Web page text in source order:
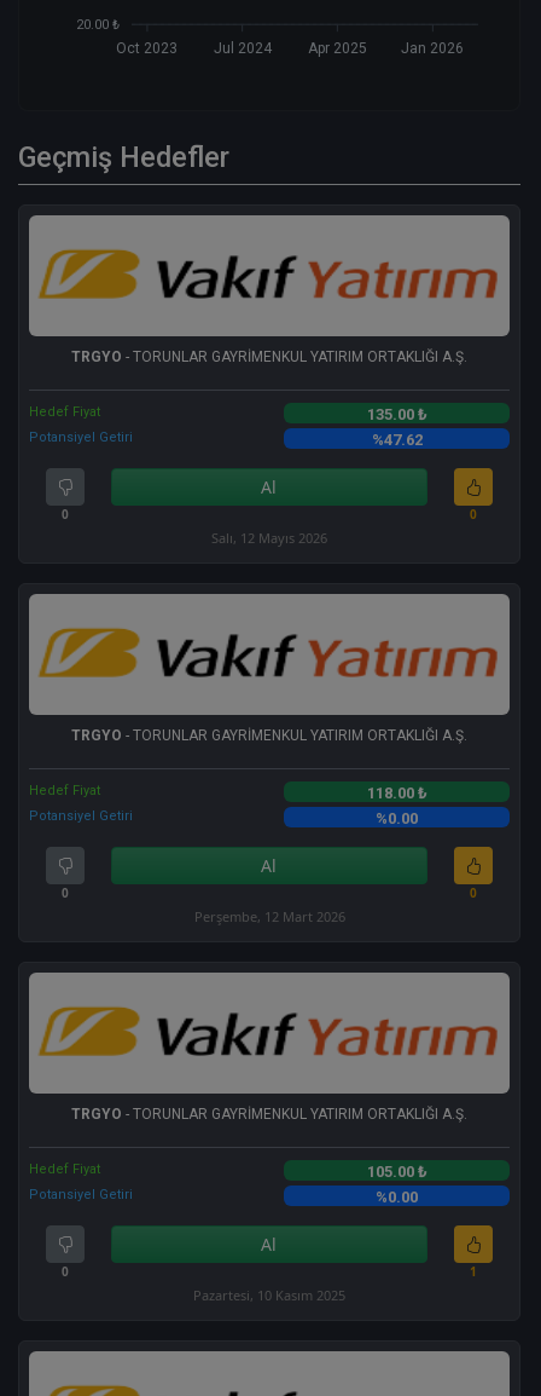
20.00 ₺
Oct 2023 Jul 2024 Apr 2025 Jan 2026
Geçmiş Hedefler
TRGYO - TORUNLAR GAYRİMENKUL YATIRIM ORTAKLIĞI A.Ş.
Hedef Fiyat 135.00 ₺
Potansiyel Getiri %47.62
0
Al
0
Salı, 12 Mayıs 2026
TRGYO - TORUNLAR GAYRİMENKUL YATIRIM ORTAKLIĞI A.Ş.
Hedef Fiyat 118.00 ₺
Potansiyel Getiri %0.00
0
Al
0
Perşembe, 12 Mart 2026
TRGYO - TORUNLAR GAYRİMENKUL YATIRIM ORTAKLIĞI A.Ş.
Hedef Fiyat 105.00 ₺
Potansiyel Getiri %0.00
0
Al
1
Pazartesi, 10 Kasım 2025